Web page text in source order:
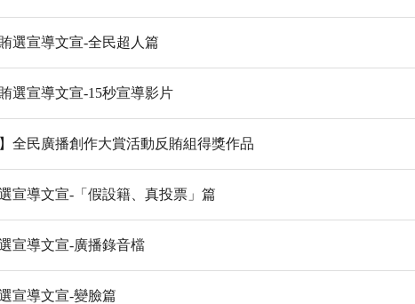
選宣導文宣-全民超人篇
選宣導文宣-15秒宣導影片
全民廣播創作大賞活動反賄組得獎作品
宣導文宣-「假設籍、真投票」篇
宣導文宣-廣播錄音檔
宣導文宣-變臉篇